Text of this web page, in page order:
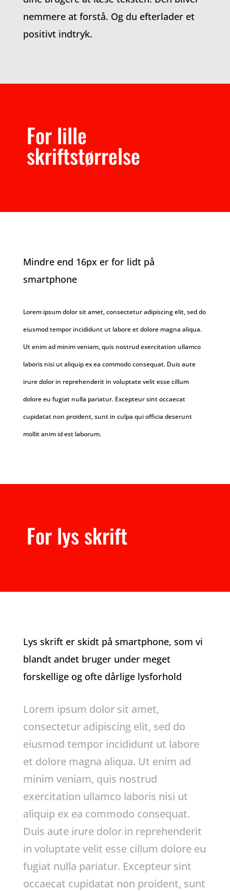
nemmere at forstå. Og du efterlader et
positivt indtryk.
For lille
skriftstørrelse
Mindre end 16px er for lidt på
smartphone
Lorem ipsum dolor sit amet, consectetur adipiscing elit, sed do
eiusmod tempor incididunt ut labore et dolore magna aliqua.
Ut enim ad minim veniam, quis nostrud exercitation ullamco
laboris nisi ut aliquip ex ea commodo consequat. Duis aute
irure dolor in reprehenderit in voluptate velit esse cillum
dolore eu fugiat nulla pariatur. Excepteur sint occaecat
cupidatat non proident, sunt in culpa qui officia deserunt
mollit anim id est laborum.
For lys skrift
Lys skrift er skidt på smartphone, som vi
blandt andet bruger under meget
forskellige og ofte dårlige lysforhold
Lorem ipsum dolor sit amet,
consectetur adipiscing elit, sed do
eiusmod tempor incididunt ut labore
et dolore magna aliqua. Ut enim ad
minim veniam, quis nostrud
exercitation ullamco laboris nisi ut
aliquip ex ea commodo consequat.
Duis aute irure dolor in reprehenderit
in voluptate velit esse cillum dolore eu
fugiat nulla pariatur. Excepteur sint
occaecat cupidatat non proident, sunt